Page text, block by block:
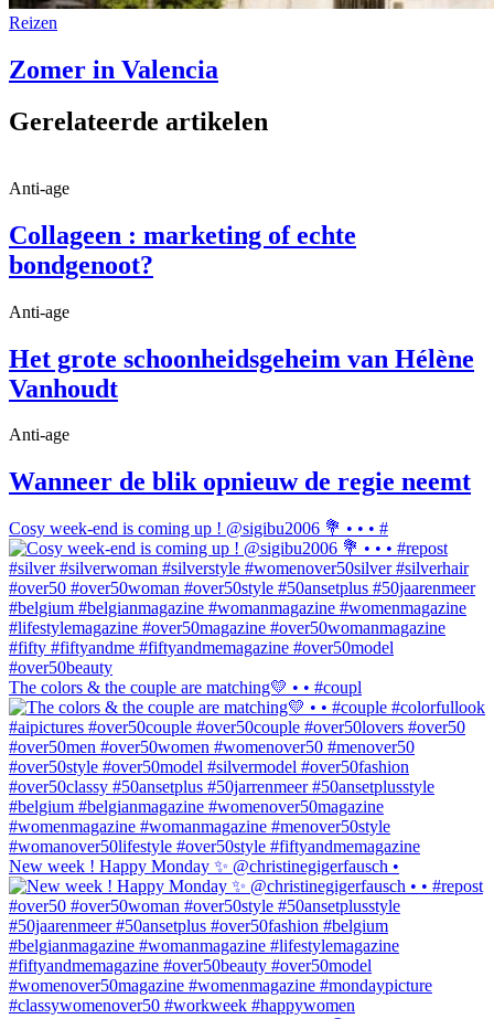
Reizen
Zomer in Valencia
Gerelateerde artikelen
Anti-age
Collageen : marketing of echte
bondgenoot?
Anti-age
Het grote schoonheidsgeheim van Hélène
Vanhoudt
Anti-age
Wanneer de blik opnieuw de regie neemt
Cosy week-end is coming up ! @sigibu2006 💐 • • • #
The colors & the couple are matching💛 • • #coupl
New week ! Happy Monday ✨ @christinegigerfausch •